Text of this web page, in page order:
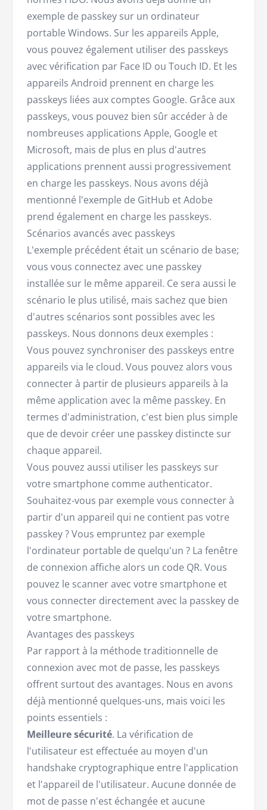
exemple de passkey sur un ordinateur
portable Windows. Sur les appareils Apple,
vous pouvez également utiliser des passkeys
avec vérification par Face ID ou Touch ID. Et les
appareils Android prennent en charge les
passkeys liées aux comptes Google. Grâce aux
passkeys, vous pouvez bien sûr accéder à de
nombreuses applications Apple, Google et
Microsoft, mais de plus en plus d'autres
applications prennent aussi progressivement
en charge les passkeys. Nous avons déjà
mentionné l'exemple de GitHub et Adobe
prend également en charge les passkeys.
Scénarios avancés avec passkeys
L'exemple précédent était un scénario de base;
vous vous connectez avec une passkey
installée sur le même appareil. Ce sera aussi le
scénario le plus utilisé, mais sachez que bien
d'autres scénarios sont possibles avec les
passkeys. Nous donnons deux exemples :
Vous pouvez synchroniser des passkeys entre
appareils via le cloud. Vous pouvez alors vous
connecter à partir de plusieurs appareils à la
même application avec la même passkey. En
termes d'administration, c'est bien plus simple
que de devoir créer une passkey distincte sur
chaque appareil.
Vous pouvez aussi utiliser les passkeys sur
votre smartphone comme authenticator.
Souhaitez-vous par exemple vous connecter à
partir d'un appareil qui ne contient pas votre
passkey ? Vous empruntez par exemple
l'ordinateur portable de quelqu'un ? La fenêtre
de connexion affiche alors un code QR. Vous
pouvez le scanner avec votre smartphone et
vous connecter directement avec la passkey de
votre smartphone.
Avantages des passkeys
Par rapport à la méthode traditionnelle de
connexion avec mot de passe, les passkeys
offrent surtout des avantages. Nous en avons
déjà mentionné quelques-uns, mais voici les
points essentiels :
Meilleure sécurité. La vérification de
l'utilisateur est effectuée au moyen d'un
handshake cryptographique entre l'application
et l'appareil de l'utilisateur. Aucune donnée de
mot de passe n'est échangée et aucune